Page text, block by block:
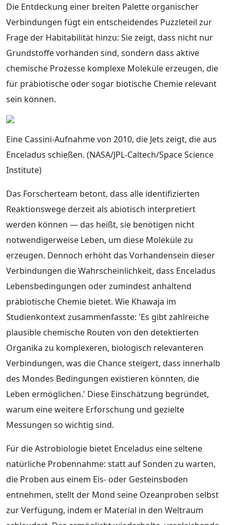
Die Entdeckung einer breiten Palette organischer
Verbindungen fügt ein entscheidendes Puzzleteil zur
Frage der Habitabilität hinzu: Sie zeigt, dass nicht nur
Grundstoffe vorhanden sind, sondern dass aktive
chemische Prozesse komplexe Moleküle erzeugen, die
für präbiotische oder sogar biotische Chemie relevant
sein können.
Eine Cassini-Aufnahme von 2010, die Jets zeigt, die aus
Enceladus schießen. (NASA/JPL-Caltech/Space Science
Institute)
Das Forscherteam betont, dass alle identifizierten
Reaktionswege derzeit als abiotisch interpretiert
werden können — das heißt, sie benötigen nicht
notwendigerweise Leben, um diese Moleküle zu
erzeugen. Dennoch erhöht das Vorhandensein dieser
Verbindungen die Wahrscheinlichkeit, dass Enceladus
Lebensbedingungen oder zumindest anhaltend
präbiotische Chemie bietet. Wie Khawaja im
Studienkontext zusammenfasste: 'Es gibt zahlreiche
plausible chemische Routen von den detektierten
Organika zu komplexeren, biologisch relevanteren
Verbindungen, was die Chance steigert, dass innerhalb
des Mondes Bedingungen existieren könnten, die
Leben ermöglichen.' Diese Einschätzung begründet,
warum eine weitere Erforschung und gezielte
Messungen so wichtig sind.
Für die Astrobiologie bietet Enceladus eine seltene
natürliche Probennahme: statt auf Sonden zu warten,
die Proben aus einem Eis‑ oder Gesteinsboden
entnehmen, stellt der Mond seine Ozeanproben selbst
zur Verfügung, indem er Material in den Weltraum